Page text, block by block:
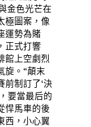
金色光芒在
極圖案，像
運勢為賭
正式打響
館上空劇烈
旋。“顛末
前制訂了‘決
要當最后的
悍馬車的後
西，小心翼